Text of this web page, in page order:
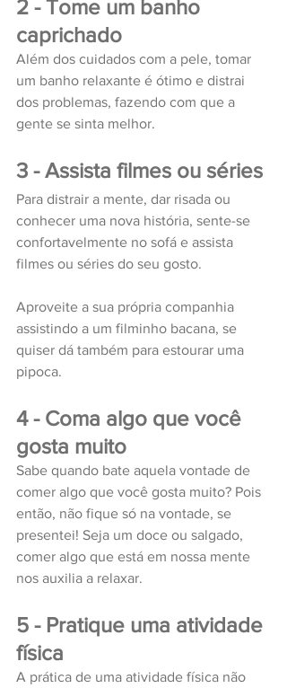
2 - Tome um banho
caprichado
Além dos cuidados com a pele, tomar
um banho relaxante é ótimo e distrai
dos problemas, fazendo com que a
gente se sinta melhor.
3 - Assista filmes ou séries
Para distrair a mente, dar risada ou
conhecer uma nova história, sente-se
confortavelmente no sofá e assista
filmes ou séries do seu gosto.
Aproveite a sua própria companhia
assistindo a um filminho bacana, se
quiser dá também para estourar uma
pipoca.
4 - Coma algo que você
gosta muito
Sabe quando bate aquela vontade de
comer algo que você gosta muito? Pois
então, não fique só na vontade, se
presentei! Seja um doce ou salgado,
comer algo que está em nossa mente
nos auxilia a relaxar.
5 - Pratique uma atividade
física
A prática de uma atividade física não